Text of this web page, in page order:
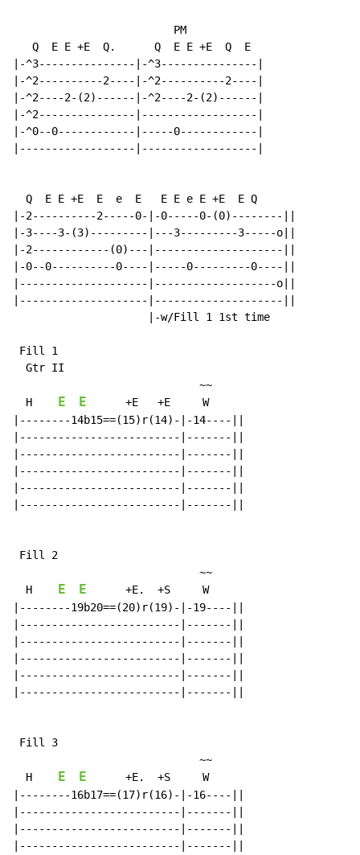
                         PM
   Q  E E +E  Q.      Q  E E +E  Q  E
|-^3---------------|-^3---------------|
|-^2----------2----|-^2----------2----|
|-^2----2-(2)------|-^2----2-(2)------|
|-^2---------------|------------------|
|-^0--0------------|-----0------------|
|------------------|------------------|
  Q  E E +E  E  e  E   E E e E +E  E Q
|-2----------2-----0-|-0-----0-(0)--------||
|-3----3-(3)---------|---3---------3-----o||
|-2------------(0)---|--------------------||
|-0--0----------0----|-----0---------0----||
|--------------------|-------------------o||
|--------------------|--------------------||
                     |-w/Fill 1 1st time
Fill 1
  Gtr II
                             ~~
  H
E E
      +E   +E     W
|--------14b15==(15)r(14)-|-14----||
|-------------------------|-------||
|-------------------------|-------||
|-------------------------|-------||
|-------------------------|-------||
|-------------------------|-------||
Fill 2
                             ~~
  H
E E
      +E.  +S     W
|--------19b20==(20)r(19)-|-19----||
|-------------------------|-------||
|-------------------------|-------||
|-------------------------|-------||
|-------------------------|-------||
|-------------------------|-------||
Fill 3
                             ~~
  H
E E
      +E.  +S     W
|--------16b17==(17)r(16)-|-16----||
|-------------------------|-------||
|-------------------------|-------||
|-------------------------|-------||